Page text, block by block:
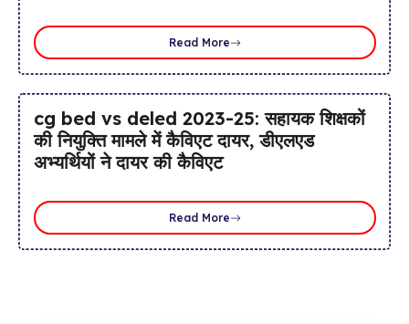
Read More
cg bed vs deled 2023-25: सहायक शिक्षकों
की नियुक्ति मामले में कैविएट दायर, डीएलएड
अभ्यर्थियों ने दायर की कैविएट
Read More